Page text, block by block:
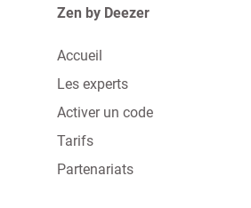
Zen by Deezer
Accueil
Les experts
Activer un code
Tarifs
Partenariats